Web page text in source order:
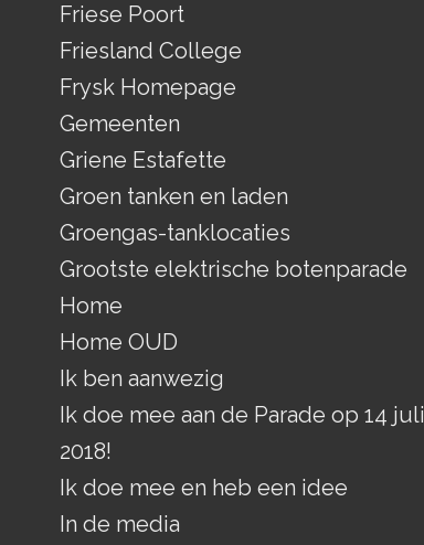
Friese Poort
Friesland College
Frysk Homepage
Gemeenten
Griene Estafette
Groen tanken en laden
Groengas-tanklocaties
Grootste elektrische botenparade
Home
Home OUD
Ik ben aanwezig
Ik doe mee aan de Parade op 14 juli
2018!
Ik doe mee en heb een idee
In de media